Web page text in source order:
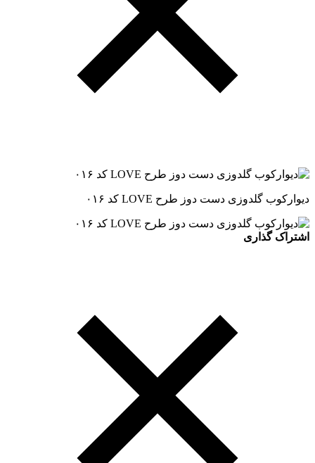
دیوارکوب گلدوزی دست دوز طرح LOVE کد ۰۱۶
اشتراک گذاری